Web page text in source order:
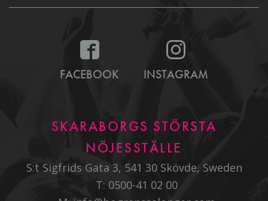
FACEBOOK INSTAGRAM
SKARABORGS STÖRSTA
NÖJESSTÄLLE
S:t Sigfrids Gata 3, 541 30 Skövde, Sweden
T: 0500-41 02 00